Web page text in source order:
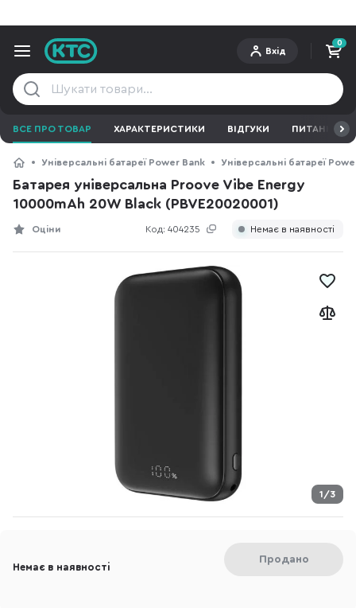
Вхід
0
ВСЕ ПРО ТОВАР ХАРАКТЕРИСТИКИ ВІДГУКИ ПИТАННЯ ТА
Універсальні батареї Power Bank Універсальні батареї
Батарея універсальна Proove Vibe Energy
10000mAh 20W Black (PBVE20020001)
Код: 404235
Оціни Немає в наявності
1/3
Немає в наявності
Продано